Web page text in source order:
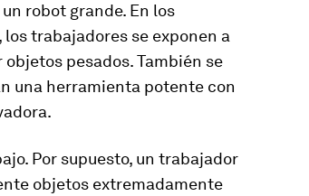
robot grande. En los
trabajadores se exponen a
pesados. También se
una herramienta potente con
Por supuesto, un trabajador
objetos extremadamente